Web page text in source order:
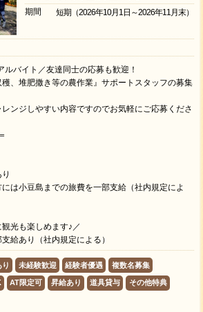
期間
短期（2026年10月1日～2026年11月末）
バイト／友達同士の応募も歓迎！
穫、堆肥撒き等の農作業』サポートスタッフの募集
ンジしやすい内容ですのでお気軽にご応募くださ
は小豆島までの旅費を一部支給（社内規定によ
光も楽しめます♪／
給あり（社内規定による）
未経験歓迎 経験者優遇 複数名募集
AT限定可 昇給あり 道具貸与 その他特典